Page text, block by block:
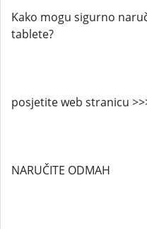
Kako mogu sigurno
tablete?
posjetite web stranicu
NARUČITE ODMAH